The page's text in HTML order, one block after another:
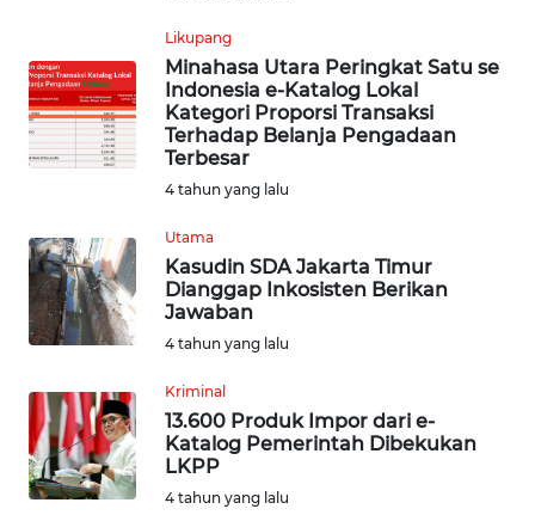
Likupang
Minahasa Utara Peringkat Satu se
Indonesia e-Katalog Lokal
Kategori Proporsi Transaksi
Terhadap Belanja Pengadaan
Terbesar
4 tahun yang lalu
Utama
Kasudin SDA Jakarta Timur
Dianggap Inkosisten Berikan
Jawaban
4 tahun yang lalu
Kriminal
13.600 Produk Impor dari e-
Katalog Pemerintah Dibekukan
LKPP
4 tahun yang lalu
WN
KEPULAUAN
SERIBU
WN
BINJAI
WN
INDRAMAYU